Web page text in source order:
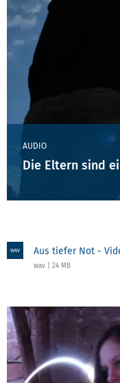
AUDIO
Die Eltern sind
WAV Aus tiefer Not -
wav | 24 MB